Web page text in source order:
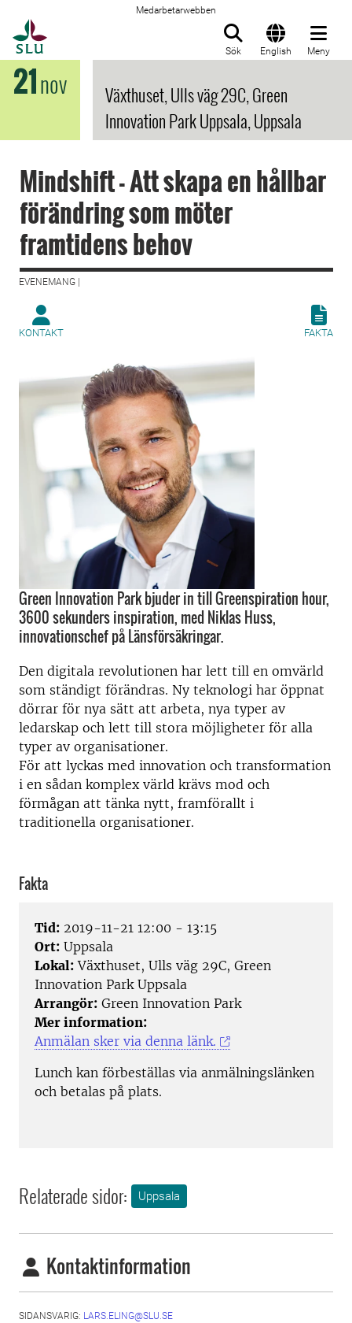
Medarbetarwebben
Sök English Meny
21nov
Växthuset, Ulls väg 29C, Green
Innovation Park Uppsala, Uppsala
Mindshift - Att skapa en hållbar
förändring som möter
framtidens behov
EVENEMANG |
KONTAKT FAKTA
Green Innovation Park bjuder in till Greenspiration hour,
3600 sekunders inspiration, med Niklas Huss,
innovationschef på Länsförsäkringar.
Den digitala revolutionen har lett till en omvärld
som ständigt förändras. Ny teknologi har öppnat
dörrar för nya sätt att arbeta, nya typer av
ledarskap och lett till stora möjligheter för alla
typer av organisationer.
För att lyckas med innovation och transformation
i en sådan komplex värld krävs mod och
förmågan att tänka nytt, framförallt i
traditionella organisationer.
Fakta
Tid: 2019-11-21 12:00 - 13:15
Ort: Uppsala
Lokal: Växthuset, Ulls väg 29C, Green
Innovation Park Uppsala
Arrangör: Green Innovation Park
Mer information:
Anmälan sker via denna länk.
Lunch kan förbeställas via anmälningslänken
och betalas på plats.
Relaterade sidor: Uppsala
Kontaktinformation
SIDANSVARIG: LARS.ELING@SLU.SE